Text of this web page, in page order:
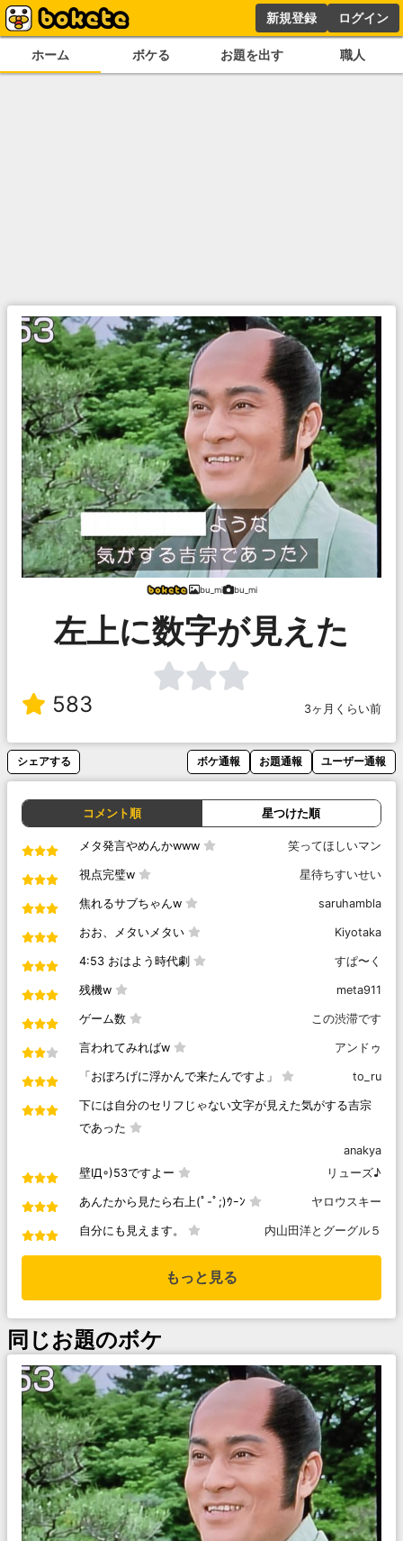
新規登録 ログイン
ホーム ボケる お題を出す 職人
bu_mi bu_mi
左上に数字が見えた
583 3ヶ月くらい前
シェアする ボケ通報 お題通報 ユーザー通報
コメント順 星つけた順
メタ発言やめんかwww 笑ってほしいマン
視点完璧w 星待ちすいせい
焦れるサブちゃんw saruhambla
おお、メタいメタい Kiyotaka
4:53 おはよう時代劇 すぱ〜く
残機w meta911
ゲーム数 この渋滞です
言われてみればw アンドゥ
「おぼろげに浮かんで来たんですよ」 to_ru
下には自分のセリフじゃない文字が見えた気がする吉宗
であった
anakya
壁IД◦)53ですよー
リューズ♪
あんたから見たら右上(ﾟ-ﾟ;)ｳｰﾝ ヤロウスキー
自分にも見えます。 内山田洋とグーグル５
もっと見る
同じお題のボケ